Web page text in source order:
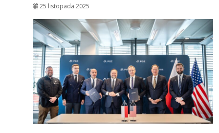
25 listopada 2025